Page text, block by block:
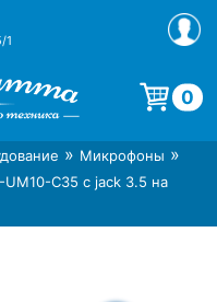
1
фототехники
в СПб
foto-
0
пуста.
» Микрофоны »
UM10-C35 с jack 3.5 на